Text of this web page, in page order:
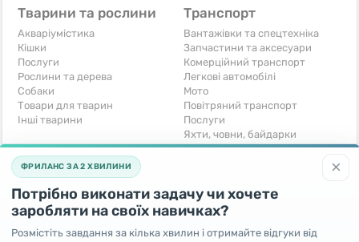
Тварини та рослини
Акваріумістика
Кішки
Послуги
Рослини та дерева
Собаки
Товари для тварин
Інші тварини
Транспорт
Вантажівки та спецтехніка
Запчастини та аксесуари
Комерційний транспорт
Легкові автомобілі
Мото
Повітряний транспорт
Послуги
Яхти, човни, байдарки
Інші транспортні засоби
Хобі та відпочинок
Книги та журнали
Музичні інструменти
Полювання та рибальство
Спорт і відпочинок
Готовий бізнес
Устаткування для бізнесу
Iнше
×
ФРИЛАНС ЗА 2 ХВИЛИНИ
Потрібно виконати задачу чи хочете
заробляти на своїх навичках?
Розмістіть завдання за кілька хвилин і отримайте відгуки від